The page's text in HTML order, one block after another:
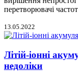
перетворювачі
13.05.2022
Літій-іонні
недоліки